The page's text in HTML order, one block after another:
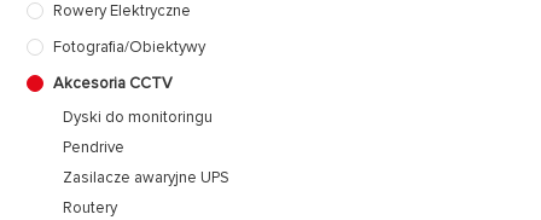
Rowery Elektryczne
Fotografia/Obiektywy
Akcesoria CCTV
Dyski do monitoringu
Pendrive
Zasilacze awaryjne UPS
Routery